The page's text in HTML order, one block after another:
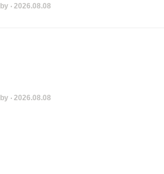
by ‧ 2026.08.08
by ‧ 2026.08.08